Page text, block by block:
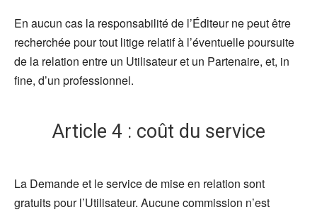
En aucun cas la responsabilité de l’Éditeur ne peut être
recherchée pour tout litige relatif à l’éventuelle poursuite
de la relation entre un Utilisateur et un Partenaire, et, in
fine, d’un professionnel.
Article 4 : coût du service
La Demande et le service de mise en relation sont
gratuits pour l’Utilisateur. Aucune commission n’est